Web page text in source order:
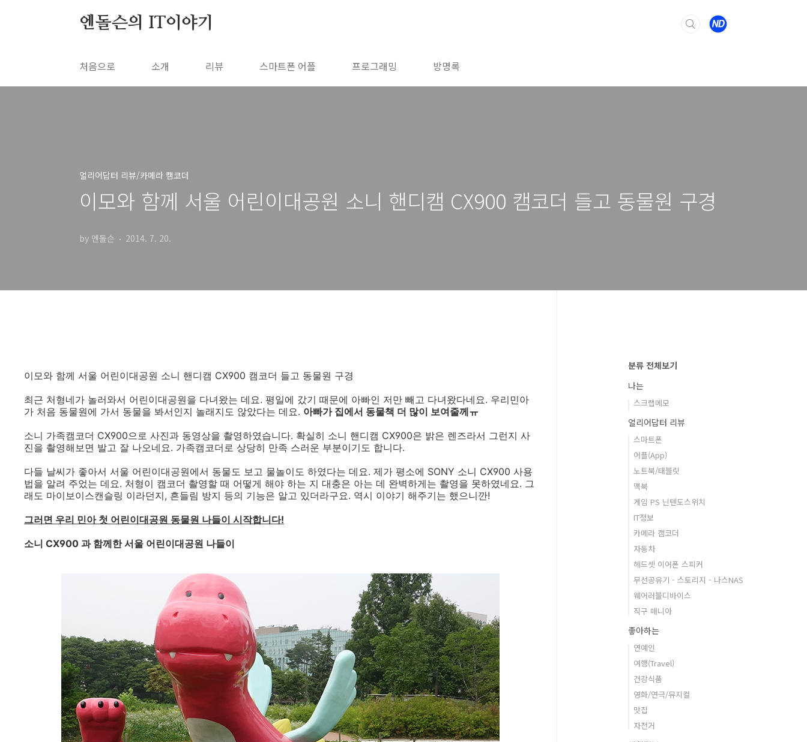
엔돌슨의 IT이야기
처음으로 소개 리뷰 스마트폰 어플 프로그래밍 방명록
얼리어답터 리뷰/카메라 캠코더
이모와 함께 서울 어린이대공원 소니 핸디캠 CX900 캠코더 들고 동물원 구경
by 엔돌슨 2014. 7. 20.
이모와 함께 서울 어린이대공원 소니 핸디캠 CX900 캠코더 들고 동물원 구경
최근 처형네가 놀러와서 어린이대공원을 다녀왔는 데요. 평일에 갔기 때문에 아빠인 저만 빼고 다녀왔다네요. 우리민아
가 처음 동물원에 가서 동물을 봐서인지 놀래지도 않았다는 데요. 아빠가 집에서 동물책 더 많이 보여줄께ㅠ
소니 가족캠코더 CX900으로 사진과 동영상을 촬영하였습니다. 확실히 소니 핸디캠 CX900은 밝은 렌즈라서 그런지 사
진을 촬영해보면 발고 잘 나오네요. 가족캠코더로 상당히 만족 스러운 부분이기도 합니다.
다들 날씨가 좋아서 서울 어린이대공원에서 동물도 보고 물놀이도 하였다는 데요. 제가 평소에 SONY 소니 CX900 사용
법을 알려 주었는 데요. 처형이 캠코더 촬영할 때 어떻게 해야 하는 지 대충은 아는 데 완벽하게는 촬영을 못하였네요. 그
래도 마이보이스캔슬링 이라던지, 흔들림 방지 등의 기능은 알고 있더라구요. 역시 이야기 해주기는 했으니깐!
그러면 우리 민아 첫 어린이대공원 동물원 나들이 시작합니다!
소니 CX900 과 함께한 서울 어린이대공원 나들이
분류 전체보기
나는
스크랩메모
얼리어답터 리뷰
스마트폰
어플(App)
노트북/태블릿
맥북
게임 PS 닌텐도스위치
IT정보
카메라 캠코더
자동차
헤드셋 이어폰 스피커
무선공유기 - 스토리지 - 나스NAS
웨어러블디바이스
직구 매니아
좋아하는
연예인
여행(Travel)
건강식품
영화/연극/뮤지컬
맛집
자전거